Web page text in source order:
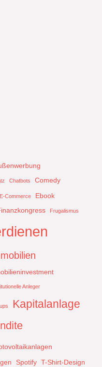
Chatbots
Comedy
E-Commerce
Ebook
Frugalismus
Anleger
Kapitalanlage
Spotify T-Shirt-Design